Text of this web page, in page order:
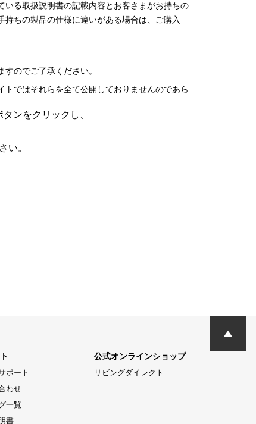
る取扱説明書の記載内容とお客さまがお持ちの
ちの製品の仕様に違いがある場合は、ご購入
のでご了承ください。
ではそれらを全て公開しておりませんのであら
ンをクリックし、
い。
ポート
わせ
一覧
書
公式オンラインショップ
リビングダイレクト